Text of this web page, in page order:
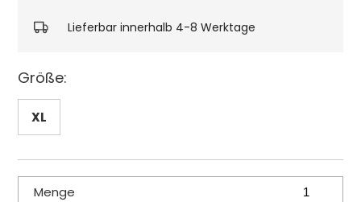
Lieferbar innerhalb 4-8 Werktage
Größe:
XL
Menge